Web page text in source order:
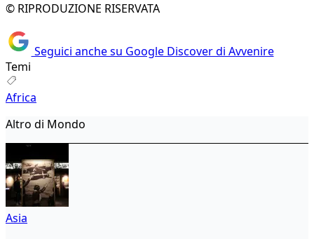
© RIPRODUZIONE RISERVATA
Seguici anche su Google Discover di Avvenire
Temi
Africa
Altro di Mondo
Asia